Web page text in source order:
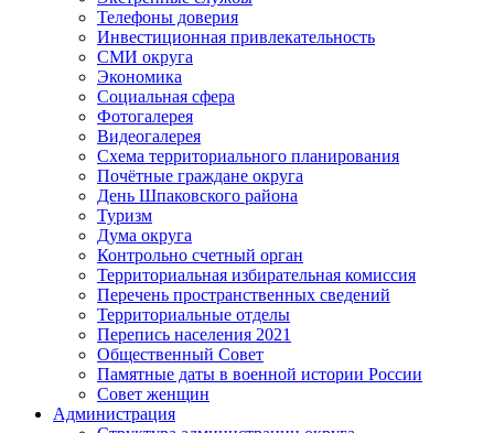
Телефоны доверия
Инвестиционная привлекательность
СМИ округа
Экономика
Социальная сфера
Фотогалерея
Видеогалерея
Схема территориального планирования
Почётные граждане округа
День Шпаковского района
Туризм
Дума округа
Контрольно счетный орган
Территориальная избирательная комиссия
Перечень пространственных сведений
Территориальные отделы
Перепись населения 2021
Общественный Совет
Памятные даты в военной истории России
Совет женщин
Администрация